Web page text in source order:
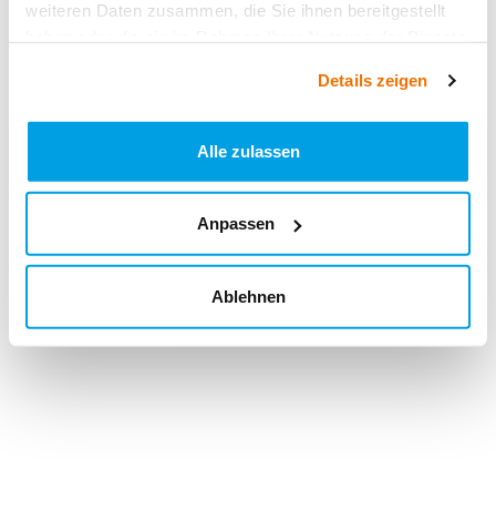
weiteren Daten zusammen, die Sie ihnen bereitgestellt
Details zeigen
Alle zulassen
Anpassen
Ablehnen